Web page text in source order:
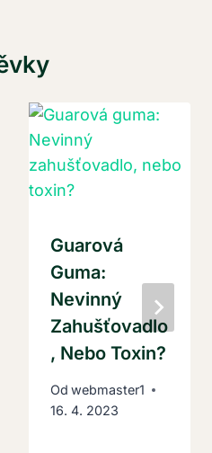
Guarová
Guma:
Nevinný
Zahušťovadlo
, Nebo Toxin?
Od webmaster1
16. 4. 2023